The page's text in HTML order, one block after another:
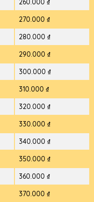
260.000 ₫
270.000 ₫
280.000 ₫
290.000 ₫
300.000 ₫
310.000 ₫
320.000 ₫
330.000 ₫
340.000 ₫
350.000 ₫
360.000 ₫
370.000 ₫